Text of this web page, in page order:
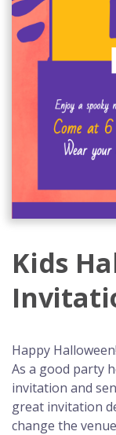
Kids
Happy
As a good party
invitation and
great invitation
change the